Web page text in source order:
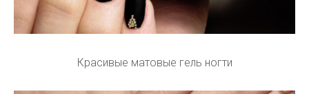
Красивые матовые гель ногти